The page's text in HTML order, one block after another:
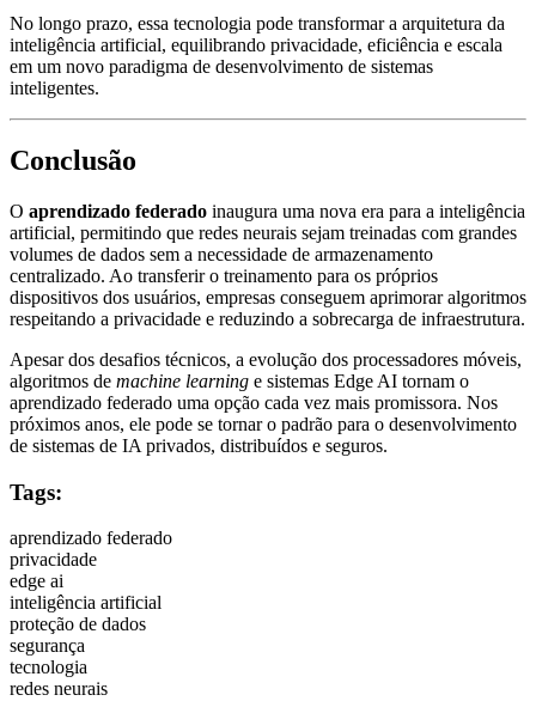
No longo prazo, essa tecnologia pode transformar a arquitetura da
inteligência artificial, equilibrando privacidade, eficiência e escala
em um novo paradigma de desenvolvimento de sistemas
inteligentes.
Conclusão
O aprendizado federado inaugura uma nova era para a inteligência
artificial, permitindo que redes neurais sejam treinadas com grandes
volumes de dados sem a necessidade de armazenamento
centralizado. Ao transferir o treinamento para os próprios
dispositivos dos usuários, empresas conseguem aprimorar algoritmos
respeitando a privacidade e reduzindo a sobrecarga de infraestrutura.
Apesar dos desafios técnicos, a evolução dos processadores móveis,
algoritmos de machine learning e sistemas Edge AI tornam o
aprendizado federado uma opção cada vez mais promissora. Nos
próximos anos, ele pode se tornar o padrão para o desenvolvimento
de sistemas de IA privados, distribuídos e seguros.
Tags:
aprendizado federado
privacidade
edge ai
inteligência artificial
proteção de dados
segurança
tecnologia
redes neurais